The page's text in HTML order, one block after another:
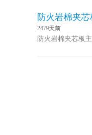
防火岩棉夹
2479天前
防火岩棉夹芯板